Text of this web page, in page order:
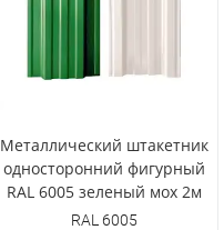
Металлический штакетник
односторонний фигурный
RAL 6005 зеленый мох 2м
RAL 6005